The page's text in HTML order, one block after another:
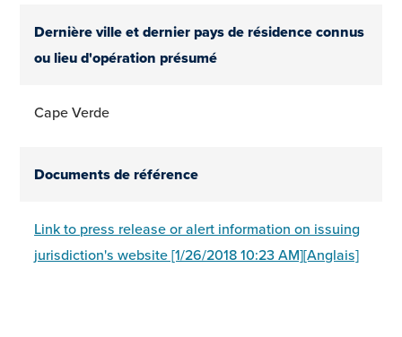
Dernière ville et dernier pays de résidence connus
ou lieu d'opération présumé
Cape Verde
Documents de référence
Link to press release or alert information on issuing
jurisdiction's website [1/26/2018 10:23 AM][Anglais]